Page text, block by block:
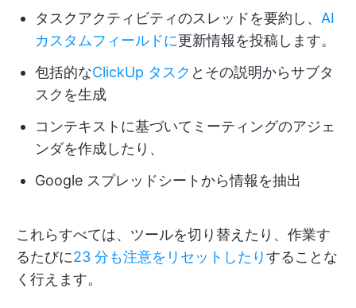
タスクアクティビティのスレッドを要約し、 AI
カスタムフィールドに更新情報を投稿します。
包括的なClickUp タスク とその説明からサブタ
スクを生成
コンテキストに基づいてミーティングのアジェ
ンダを作成したり、
Google スプレッドシートから情報を抽出
これらすべては、ツールを切り替えたり、作業す
るたびに23 分も注意をリセットしたりすることな
く行えます。